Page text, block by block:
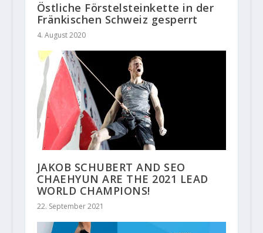
Östliche Förstelsteinkette in der
Fränkischen Schweiz gesperrt
4. August 2020
JAKOB SCHUBERT AND SEO
CHAEHYUN ARE THE 2021 LEAD
WORLD CHAMPIONS!
22. September 2021